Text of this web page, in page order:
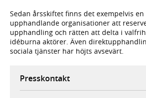
Sedan årsskiftet finns det exempelvis
upphandlande organisationer att
upphandling och rätten att delta i
idéburna aktörer. Även
sociala tjänster har höjts avsevärt.
Presskontakt